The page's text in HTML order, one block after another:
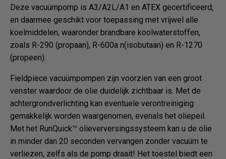
Deze vacuümpomp is A3/A2L/A1 en ATEX gecertificeerd,
en daarmee geschikt voor toepassing met vrijwel alle
koelmiddelen, waaronder brandbare koolwaterstoffen,
zoals R-290 (propaan), R-600a n(isobutaan) en R-1270
(propeen).
Fieldpiece vacuümpompen zijn voorzien van een groot
venster waardoor de olie duidelijk zichtbaar is. Met de
achtergrondverlichting kan eventuele verontreiniging
gemakkelijk worden waargenomen, evenals het oliepeil.
Met het RunQuick™ olieverversingssysteem kan u de olie
in minder dan 20 seconden vervangen zonder vacuüm te
verliezen, zelfs als de pomp draait! Het toestel biedt een